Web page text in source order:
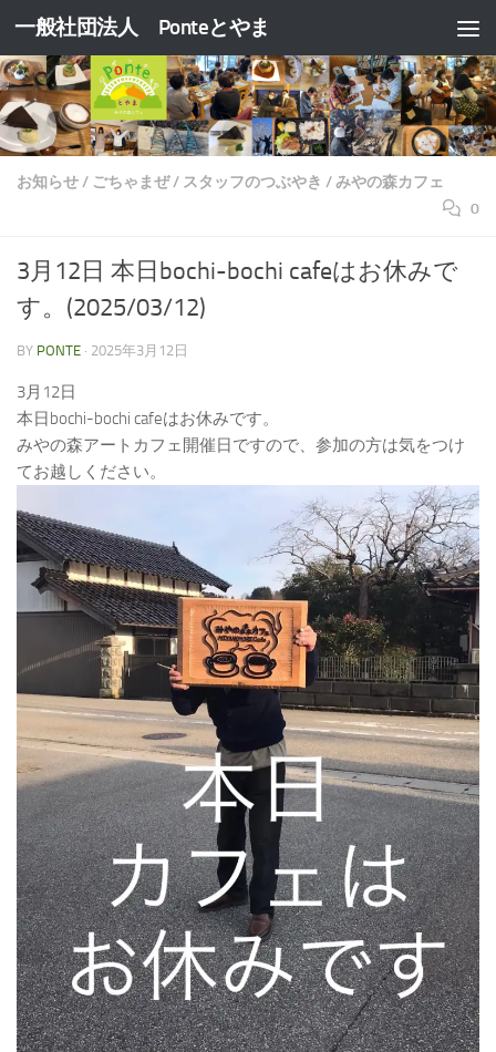
コンテンツへスキップ
一般社団法人 Ponteとやま
お知らせ/ ごちゃまぜ/ スタッフのつぶやき /みやの森カフェ
0
3月12日 本日bochi-bochi cafeはお休みで
す。(2025/03/12)
BY PONTE · 2025年3月12日
3月12日
本日bochi-bochi cafeはお休みです。
みやの森アートカフェ開催日ですので、参加の方は気をつけ
てお越しください。